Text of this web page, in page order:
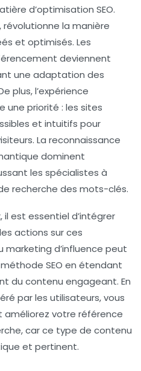
d’optimisation SEO.
révolutionne la manière
et optimisés. Les
deviennent
une adaptation des
plus, l’expérience
une priorité : les sites
et intuitifs pour
La reconnaissance
dominent
les spécialistes à
recherche des mots-clés.
il est essentiel d’intégrer
actions sur ces
marketing d’influence peut
SEO en étendant
du contenu engageant. En
par les utilisateurs, vous
améliorez votre référence
car ce type de contenu
et pertinent.